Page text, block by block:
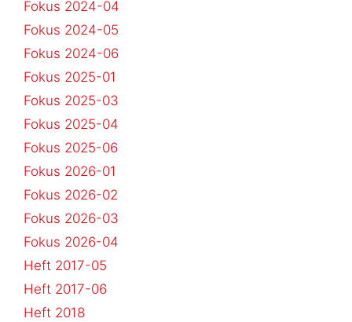
Fokus 2024-04
Fokus 2024-05
Fokus 2024-06
Fokus 2025-01
Fokus 2025-03
Fokus 2025-04
Fokus 2025-06
Fokus 2026-01
Fokus 2026-02
Fokus 2026-03
Fokus 2026-04
Heft 2017-05
Heft 2017-06
Heft 2018